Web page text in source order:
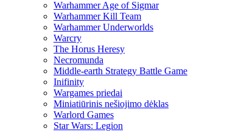
Warhammer Age of Sigmar
Warhammer Kill Team
Warhammer Underworlds
Warcry
The Horus Heresy
Necromunda
Middle-earth Strategy Battle Game
Inifinity
Wargames priedai
Miniatiūrinis nešiojimo dėklas
Warlord Games
Star Wars: Legion